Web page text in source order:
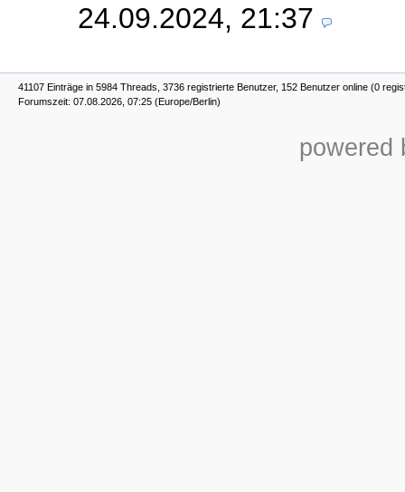
24.09.2024, 21:37
41107 Einträge in 5984 Threads, 3736 registrierte Benutzer, 152 Benutzer online (0
Forumszeit: 07.08.2026, 07:25 (Europe/Berlin)
powered